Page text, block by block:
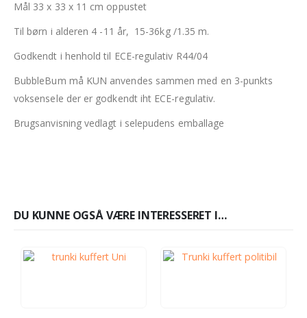
Mål 33 x 33 x 11 cm oppustet
Til børn i alderen 4 -11 år, 15-36kg /1.35 m.
Godkendt i henhold til ECE-regulativ R44/04
BubbleBum må KUN anvendes sammen med en 3-punkts
voksensele der er godkendt iht ECE-regulativ.
Brugsanvisning vedlagt i selepudens emballage
DU KUNNE OGSÅ VÆRE INTERESSERET I…